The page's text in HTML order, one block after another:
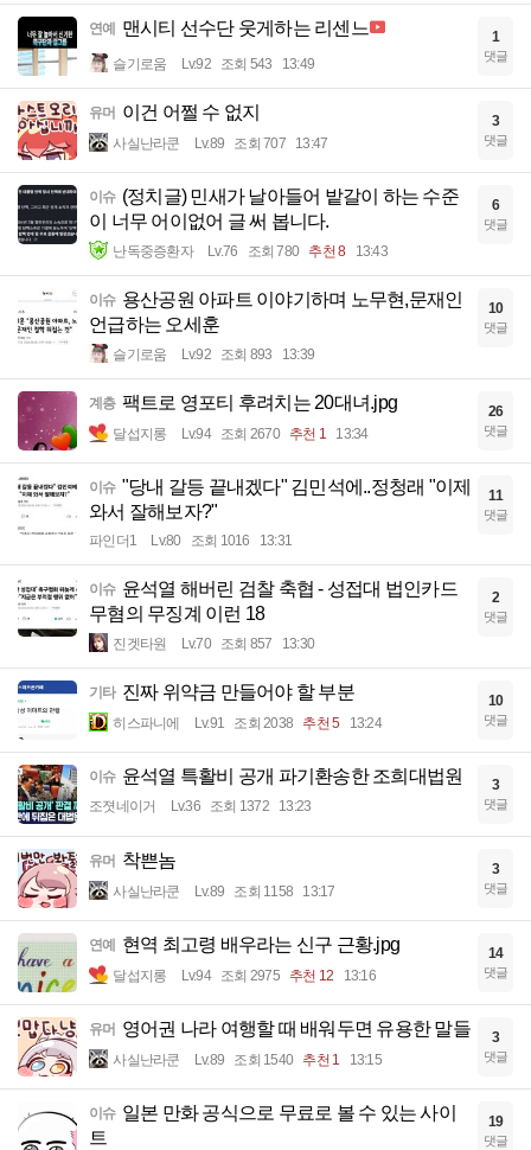
연예 맨시티 선수단 웃게하는 리센느
슬기로움 Lv.92 조회 543 13:49
1
댓글
유머 이건 어쩔 수 없지
사실난라쿤 Lv.89 조회 707 13:47
3
댓글
이슈 (정치글) 민새가 날아들어 밭갈이 하는 수준
이 너무 어이없어 글 써 봅니다.
난독중증환자 Lv.76 조회 780 추천 8 13:43
6
댓글
이슈 용산공원 아파트 이야기하며 노무현,문재인
언급하는 오세훈
슬기로움 Lv.92 조회 893 13:39
10
댓글
계층 팩트로 영포티 후려치는 20대녀.jpg
달섭지롱 Lv.94 조회 2670 추천 1 13:34
26
댓글
이슈 "당내 갈등 끝내겠다" 김민석에..정청래 "이제
와서 잘해보자?"
파인더1 Lv.80 조회 1016 13:31
11
댓글
이슈 윤석열 해버린 검찰 축협 - 성접대 법인카드
무혐의 무징계 이런 18
진겟타원 Lv.70 조회 857 13:30
2
댓글
기타 진짜 위약금 만들어야 할 부분
히스파니에 Lv.91 조회 2038 추천 5 13:24
10
댓글
이슈 윤석열 특활비 공개 파기환송한 조희대법원
조졋네이거 Lv.36 조회 1372 13:23
3
댓글
유머 착쁜놈
사실난라쿤 Lv.89 조회 1158 13:17
3
댓글
연예 현역 최고령 배우라는 신구 근황.jpg
달섭지롱 Lv.94 조회 2975 추천 12 13:16
14
댓글
유머 영어권 나라 여행할 때 배워두면 유용한 말들
사실난라쿤 Lv.89 조회 1540 추천 1 13:15
3
댓글
이슈 일본 만화 공식으로 무료로 볼 수 있는 사이
트
19
댓글